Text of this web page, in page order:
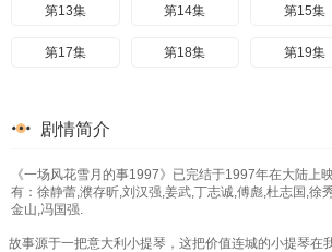
第13集 第14集 第15集
第17集 第18集 第19集
剧情简介
《一场风花雪月的事1997》已完结于1997年在大陆上
有：徐静蕾,濮存昕,刘汉强,姜武,丁志诚,傅彪,杜志国,徐
金山,冯国强.
故事源于一把意大利小提琴，这把价值连城的小提琴在